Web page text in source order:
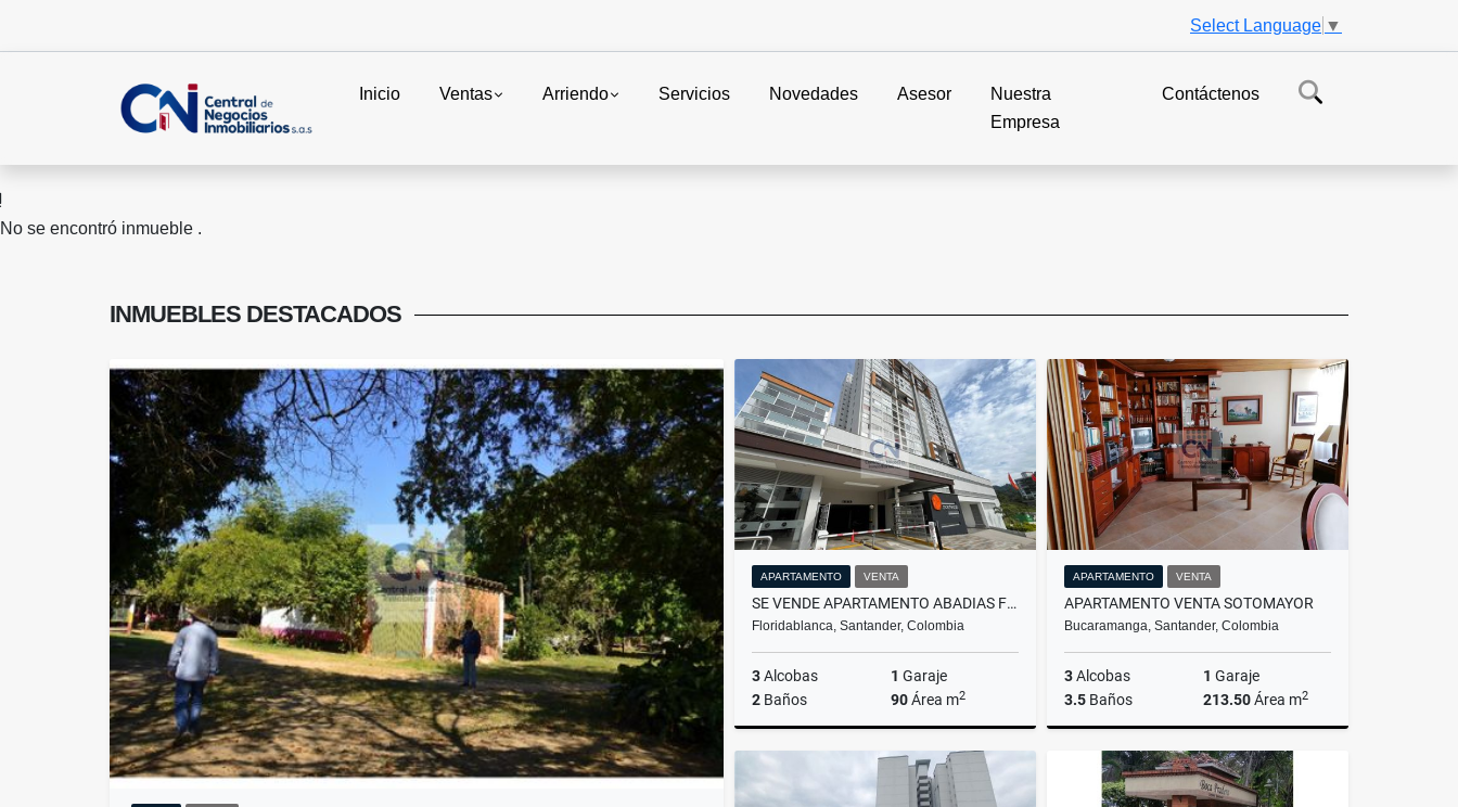
Select Language ▼
Inicio Ventas Arriendo Servicios Novedades Asesor
Nuestra
Empresa
Contáctenos
No se encontró inmueble .
INMUEBLES DESTACADOS
APARTAMENTO VENTA
SE VENDE APARTAMENTO ABADIAS FLORIDABLANCA
Floridablanca, Santander, Colombia
3Alcobas 1 Garaje
2 Baños 90Área m2
Venta
$460.000.000
APARTAMENTO VENTA
APARTAMENTO VENTA SOTOMAYOR
Bucaramanga, Santander, Colombia
3Alcobas 1 Garaje
3.5 Baños 213.50Área m2
Venta
$650.000.000